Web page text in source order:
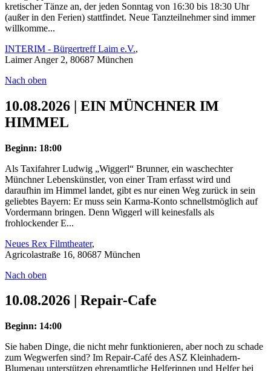
kretischer Tänze an, der jeden Sonntag von 16:30 bis 18:30 Uhr
(außer in den Ferien) stattfindet. Neue Tanzteilnehmer sind immer
willkomme...
INTERIM - Bürgertreff Laim e.V.,
Laimer Anger 2, 80687 München
Nach oben
10.08.2026 | EIN MÜNCHNER IM
HIMMEL
Beginn: 18:00
Als Taxifahrer Ludwig „Wiggerl“ Brunner, ein waschechter
Münchner Lebenskünstler, von einer Tram erfasst wird und
daraufhin im Himmel landet, gibt es nur einen Weg zurück in sein
geliebtes Bayern: Er muss sein Karma-Konto schnellstmöglich auf
Vordermann bringen. Denn Wiggerl will keinesfalls als
frohlockender E...
Neues Rex Filmtheater,
Agricolastraße 16, 80687 München
Nach oben
10.08.2026 | Repair-Cafe
Beginn: 14:00
Sie haben Dinge, die nicht mehr funktionieren, aber noch zu schade
zum Wegwerfen sind? Im Repair-Café des ASZ Kleinhadern-
Blumenau unterstützen ehrenamtliche Helferinnen und Helfer bei